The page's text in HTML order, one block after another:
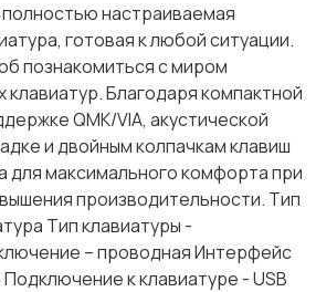
полностью настраиваемая
готовая к любой ситуации.
познакомиться с миром
клавиатур. Благодаря компактной
QMK/VIA, акустической
и двойным колпачкам клавиш
для максимального комфорта при
производительности. Тип
Тип клавиатуры -
– проводная Интерфейс
к клавиатуре - USB